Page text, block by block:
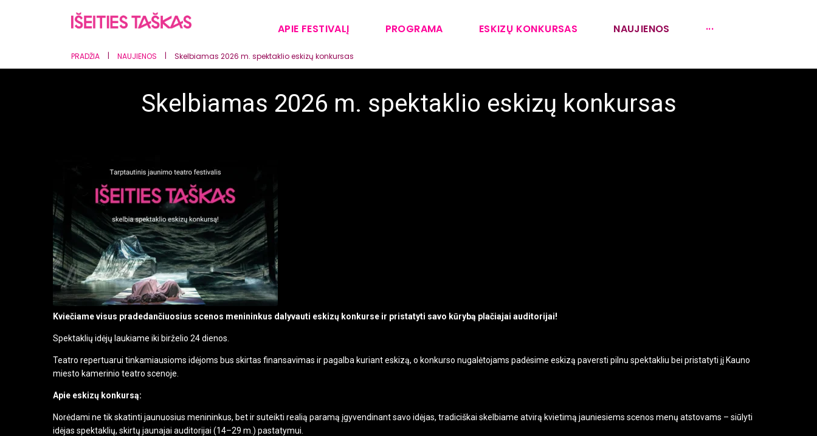
APIE FESTIVALĮ PROGRAMA ESKIZŲ KONKURSAS NAUJIENOS ···
PRADŽIA | NAUJIENOS | Skelbiamas 2026 m. spektaklio eskizų konkursas
Skelbiamas 2026 m. spektaklio eskizų konkursas
Kviečiame visus pradedančiuosius scenos menininkus dalyvauti eskizų konkurse ir pristatyti savo kūrybą plačiajai auditorijai!
Spektaklių idėjų laukiame iki birželio 24 dienos.
Teatro repertuarui tinkamiausioms idėjoms bus skirtas finansavimas ir pagalba kuriant eskizą, o konkurso nugalėtojams padėsime eskizą paversti pilnu spektakliu bei pristatyti jį Kauno
miesto kamerinio teatro scenoje.
Apie eskizų konkursą:
Norėdami ne tik skatinti jaunuosius menininkus, bet ir suteikti realią paramą įgyvendinant savo idėjas, tradiciškai skelbiame atvirą kvietimą jauniesiems scenos menų atstovams – siūlyti
idėjas spektaklių, skirtų jaunajai auditorijai (14–29 m.) pastatymui.